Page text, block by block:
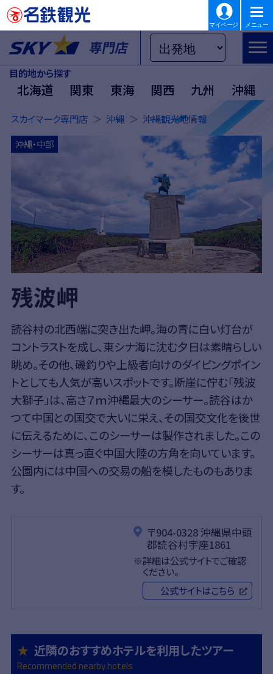
マイページ メニュー
目的地から探す
北海道 関東 東海 関西 九州 沖縄
スカイマーク専門店 沖縄 沖縄観光地情報
Previous
沖縄・中部
残波岬
読谷村の北西端に突き出た岬。海の青に白い灯台が
コントラストを成し、東シナ海に沈む夕日は素晴らしい
眺め。その他、磯釣りや上級者向けのダイビングポイン
トとしても人気が高いスポットです。断崖に佇む「残波
大獅子」は、高さ７ｍ沖縄最大のシーサー。読谷はか
つて中国との国交で大いに栄え、その国交文化を後世
に伝えるために、このシーサーは製作されました。この
シーサーは真っ直ぐ中国大陸の方角を向いています。
公園内には中国への交易の船を模したものもありま
す。
〒904-0328 沖縄県中頭
郡読谷村宇座1861
詳細は公式サイトでご確認
ください。
公式サイトはこちら
近隣のおすすめホテルを利用したツアー
Recommended nearby hotels